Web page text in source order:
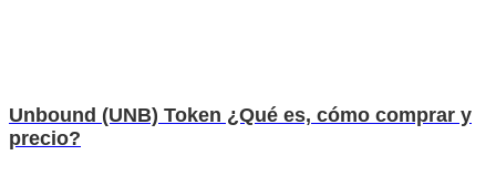
Unbound (UNB) Token ¿Qué es, cómo comprar y
precio?